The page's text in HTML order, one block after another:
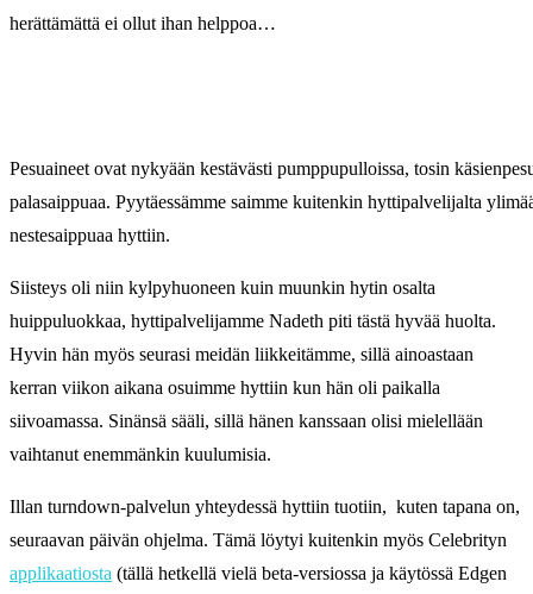
herättämättä ei ollut ihan helppoa…
Pesuaineet ovat nykyään kestävästi pumppupulloissa, tosin
palasaippuaa. Pyytäessämme saimme kuitenkin hyttipalvelijalta
nestesaippuaa hyttiin.
Siisteys oli niin kylpyhuoneen kuin muunkin hytin osalta
huippuluokkaa, hyttipalvelijamme Nadeth piti tästä hyvää huolta.
Hyvin hän myös seurasi meidän liikkeitämme, sillä ainoastaan
kerran viikon aikana osuimme hyttiin kun hän oli paikalla
siivoamassa. Sinänsä sääli, sillä hänen kanssaan olisi mielellään
vaihtanut enemmänkin kuulumisia.
Illan turndown-palvelun yhteydessä hyttiin tuotiin, kuten tapana on,
seuraavan päivän ohjelma. Tämä löytyi kuitenkin myös Celebrityn
applikaatiosta (tällä hetkellä vielä beta-versiossa ja käytössä Edgen